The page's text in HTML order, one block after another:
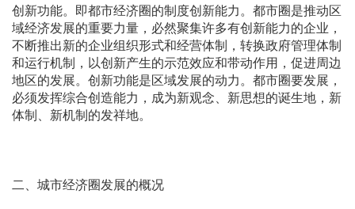
创新功能。即都市经济圈的制度创新能力。都市圈是推动区
域经济发展的重要力量，必然聚集许多有创新能力的企业，
不断推出新的企业组织形式和经营体制，转换政府管理体制
和运行机制，以创新产生的示范效应和带动作用，促进周边
地区的发展。创新功能是区域发展的动力。都市圈要发展，
必须发挥综合创造能力，成为新观念、新思想的诞生地，新
体制、新机制的发祥地。
二、城市经济圈发展的概况